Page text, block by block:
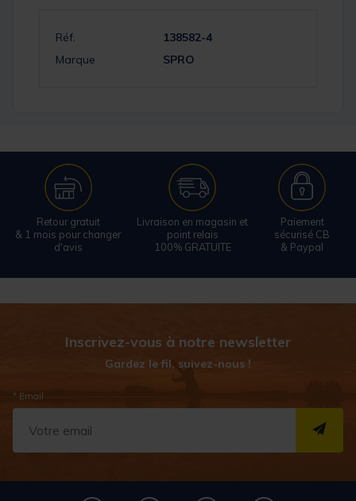
Réf.
138582-4
Marque
SPRO
Retour gratuit
& 1 mois pour changer
d'avis
Livraison en magasin et
point relais
100% GRATUITE
Paiement
sécurisé CB
& Paypal
Inscrivez-vous à notre newsletter
Gardez le fil, suivez-nous !
* Email